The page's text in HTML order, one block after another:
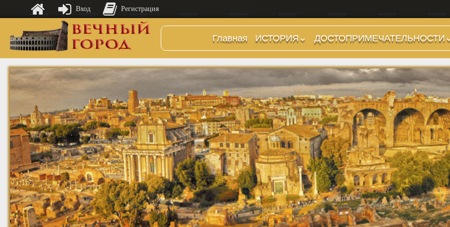
Главная
ИСТОРИЯ
Предыстория
Царский период
(753-509 гг до н.э.)
Ранняя Республика
(509-265 гг до н.э.)
Поздняя Республика
(264-27 гг до н.э.)
Империя. Принципат
(27 г до н.э. — 284 г
н.э.)
Империя. Доминат
(284-476 гг)
Темные Века. Готы
Темные Века.
Экзархат
ДОСТОПРИМЕЧАТЕЛЬНОСТИ
Холмы и остров.
Районы
Форумы, Площади,
Дороги
Стадионы, Термы
Музеи
Дохристианские
храмы
Христианские храмы,
базилики etc.
Дворцы
Арки, колонны и
обелиски
Фонтаны
Вход Регистрация